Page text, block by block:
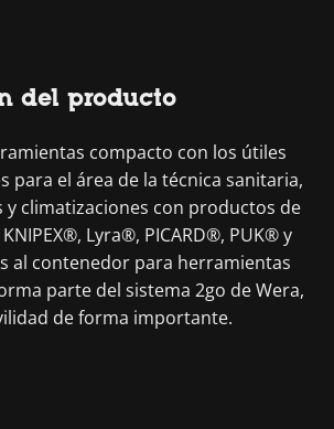
del producto
compacto con los útiles
para el área de la técnica sanitaria,
y climatizaciones con productos de
KNIPEX®, Lyra®, PICARD®, PUK® y
al contenedor para herramientas
parte del sistema 2go de Wera,
de forma importante.